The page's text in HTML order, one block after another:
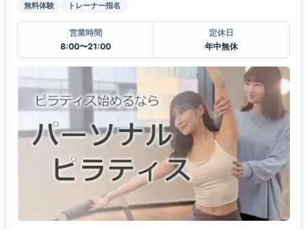
無料体験
トレーナー指名
営業時間
8:00〜21:00
定休日
年中無休